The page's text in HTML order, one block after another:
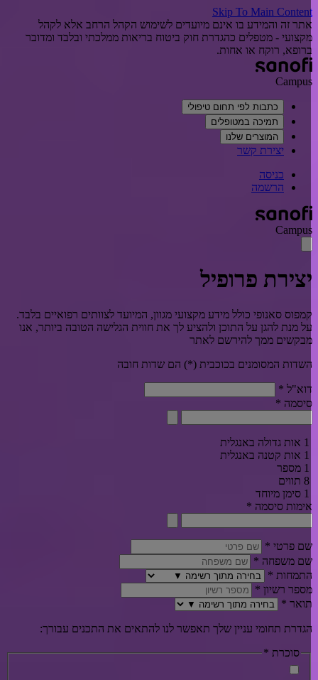
Skip To Main
זה והמידע בו אינם מיועדים לשימוש הקהל הרחב אלא לקהל
- מטפלים כהגדרת חוק ביטוח בריאות ממלכתי ובלבד ומדובר
רוקח או אחות.
כתבות לפי תחום טיפולי
תמיכה במטופלים
המוצרים שלנו
יצירת קשר
כניסה
הרשמה
פרופיל
סאנופי כולל מידע מקצועי מגוון, המיועד לצוותים רפואיים בלבד.
מנת להגן על התוכן ולהציע לך את חווית הגלישה הטובה ביותר, אנו
ממך להירשם לאתר
המסומנים בכוכבית (*) הם שדות חובה
*
*
סיסמה*
פרטי*
משפחה*
*
רשיון*
*
תחומי עניין שלך תאפשר לנו להתאים את התכנים עבורך:
סוכרת*